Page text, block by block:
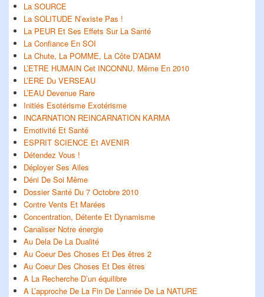
La SOURCE
La SOLITUDE N’existe Pas !
La PEUR Et Ses Effets Sur La Santé
La Confiance En SOI
La Chute, La POMME, La Côte D’ADAM
L’ETRE HUMAIN Cet INCONNU, Même En 2010
L’ERE Du VERSEAU
L’EAU Devenue Rare
Initiés Esotérisme Exotérisme
INCARNATION REINCARNATION KARMA
Emotivité Et Santé
ESPRIT SCIENCE Et AVENIR
Détendez Vous !
Déployer Ses Ailes
Déni De Soi Même
Dossier Santé Du 7 Octobre 2010
Contre Vents Et Marées
Concentration, Détente Et Dynamisme
Canaliser Notre énergie
Au Dela De La Dualité
Au Coeur Des Choses Et Des êtres 2
Au Coeur Des Choses Et Des êtres
A La Recherche D’un équilibre
A L’approche De La Fin De L’année De La NATURE